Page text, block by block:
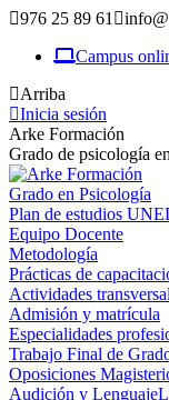
976 25 89 61
Campus
Arriba
Inicia sesión
Arke Formación
Grado de psicología
Grado en Psicología
Plan de estudios
Equipo Docente
Metodología
Prácticas de
Actividades
Admisión y matrícula
Especialidades
Trabajo Final de
Oposiciones
Audición y Lenguaje